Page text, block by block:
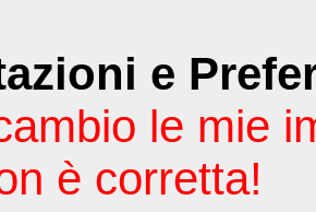
e
le mie
è corretta!